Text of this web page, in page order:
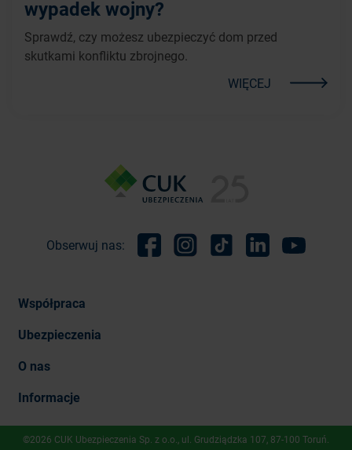
wypadek wojny?
Sprawdź, czy możesz ubezpieczyć dom przed
skutkami konfliktu zbrojnego.
WIĘCEJ
Obserwuj nas:
Współpraca
Ubezpieczenia
O nas
Informacje
©2026 CUK Ubezpieczenia Sp. z o.o., ​ul. Grudziądzka 107, 87-100 Toruń.